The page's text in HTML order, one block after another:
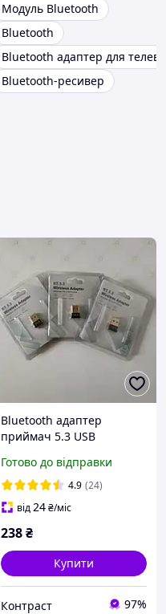
Модуль Bluetooth
Bluetooth
Bluetooth адаптер для
Bluetooth-ресивер
Bluetooth адаптер
приймач 5.3 USB
ноутбука блютуз для
Windows
Готово до відправки
4.9 (24)
від24₴/міс
238₴
Купити
Контраст 97%